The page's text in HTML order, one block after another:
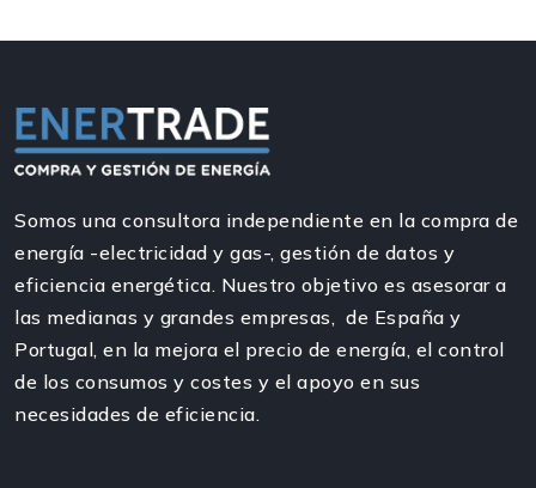
Somos una consultora independiente en la compra de
energía -electricidad y gas-, gestión de datos y
eficiencia energética. Nuestro objetivo es asesorar a
las medianas y grandes empresas, de España y
Portugal, en la mejora el precio de energía, el control
de los consumos y costes y el apoyo en sus
necesidades de eficiencia.